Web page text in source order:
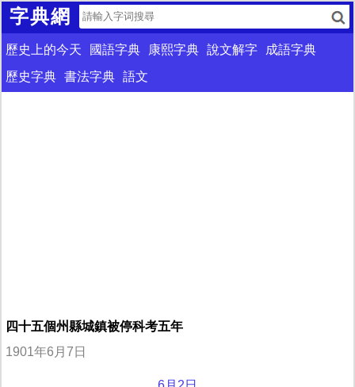
字典網
歷史上的今天 國語字典 康熙字典 說文解字
成語字典
歷史字典 書法字典 語文
四十五個州縣城鎮被停科考五年
1901年6月7日